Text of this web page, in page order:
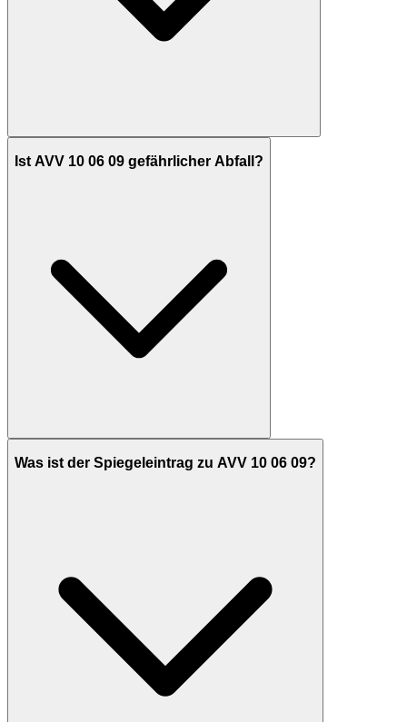
Ist AVV 10 06 09 gefährlicher Abfall?
Was ist der Spiegeleintrag zu AVV 10 06 09?